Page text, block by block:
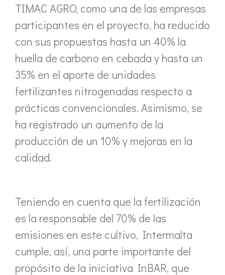
TIMAC AGRO, como una de las empresas
participantes en el proyecto, ha reducido
con sus propuestas hasta un 40% la
huella de carbono en cebada y hasta un
35% en el aporte de unidades
fertilizantes nitrogenadas respecto a
prácticas convencionales. Asimismo, se
ha registrado un aumento de la
producción de un 10% y mejoras en la
calidad.
Teniendo en cuenta que la fertilización
es la responsable del 70% de las
emisiones en este cultivo, Intermalta
cumple, así, una parte importante del
propósito de la iniciativa InBAR, que